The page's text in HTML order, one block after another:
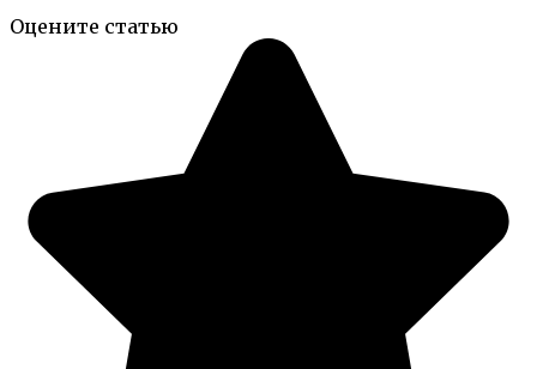
Оцените статью